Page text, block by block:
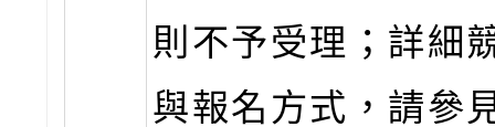
則不予受理；詳細
與報名方式，請參